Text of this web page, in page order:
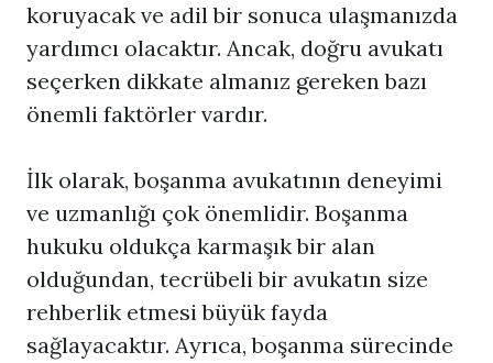
koruyacak ve adil bir sonuca ulaşmanızda
yardımcı olacaktır. Ancak, doğru avukatı
seçerken dikkate almanız gereken bazı
önemli faktörler vardır.
İlk olarak,boşanma avukatının deneyimi
ve uzmanlığı çok önemlidir. Boşanma
hukuku oldukça karmaşık bir alan
olduğundan, tecrübeli bir avukatın size
rehberlik etmesi büyük fayda
sağlayacaktır. Ayrıca, boşanma sürecinde